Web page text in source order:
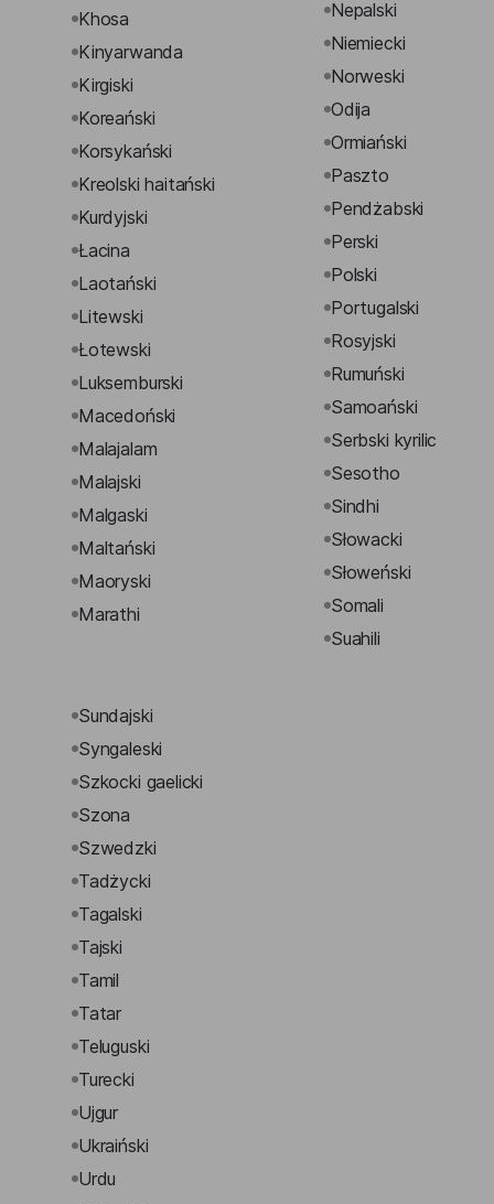
Khosa
Kinyarwanda
Kirgiski
Koreański
Korsykański
Kreolski haitański
Kurdyjski
Łacina
Laotański
Litewski
Łotewski
Luksemburski
Macedoński
Malajalam
Malajski
Malgaski
Maltański
Maoryski
Marathi
Nepalski
Niemiecki
Norweski
Odija
Ormiański
Paszto
Pendżabski
Perski
Polski
Portugalski
Rosyjski
Rumuński
Samoański
Serbski kyrilic
Sesotho
Sindhi
Słowacki
Słoweński
Somali
Suahili
Sundajski
Syngaleski
Szkocki gaelicki
Szona
Szwedzki
Tadżycki
Tagalski
Tajski
Tamil
Tatar
Teluguski
Turecki
Ujgur
Ukraiński
Urdu